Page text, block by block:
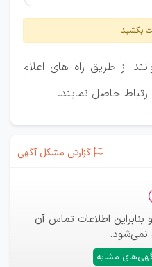
بکشید
از طریق راه های اعلام
حاصل نمایند.
گزارش مشکل آگهی
اطلاعات تماس آن
نمی‌شود.
مشابه